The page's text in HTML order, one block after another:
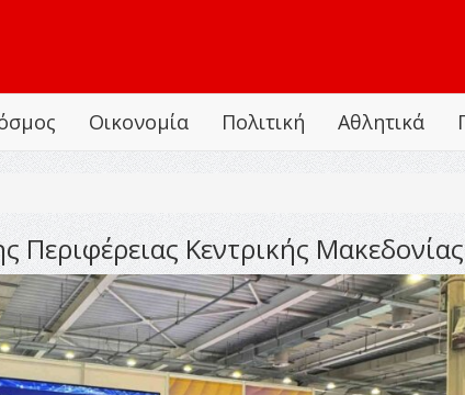
Οικονομία Πολιτική Αθλητικά
Περιφέρειας Κεντρικής